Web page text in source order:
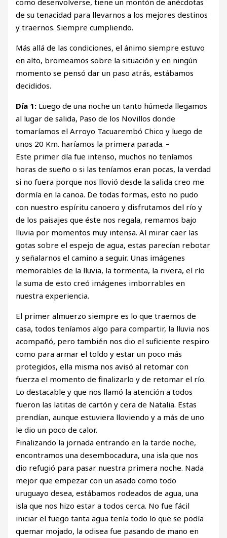
como desenvolverse, tiene un montón de anécdotas
de su tenacidad para llevarnos a los mejores destinos
y traernos. Siempre cumpliendo.
Más allá de las condiciones, el ánimo siempre estuvo
en alto, bromeamos sobre la situación y en ningún
momento se pensó dar un paso atrás, estábamos
decididos.
Día 1: Luego de una noche un tanto húmeda llegamos
al lugar de salida, Paso de los Novillos donde
tomaríamos el Arroyo Tacuarembó Chico y luego de
unos 20 Km. haríamos la primera parada. –
Este primer día fue intenso, muchos no teníamos
horas de sueño o si las teníamos eran pocas, la verdad
si no fuera porque nos llovió desde la salida creo me
dormía en la canoa. De todas formas, esto no pudo
con nuestro espíritu canoero y disfrutamos del río y
de los paisajes que éste nos regala, remamos bajo
lluvia por momentos muy intensa. Al mirar caer las
gotas sobre el espejo de agua, estas parecían rebotar
y señalarnos el camino a seguir. Unas imágenes
memorables de la lluvia, la tormenta, la rivera, el río
la suma de esto creó imágenes imborrables en
nuestra experiencia.
El primer almuerzo siempre es lo que traemos de
casa, todos teníamos algo para compartir, la lluvia nos
acompañó, pero también nos dio el suficiente respiro
como para armar el toldo y estar un poco más
protegidos, ella misma nos avisó al retomar con
fuerza el momento de finalizarlo y de retomar el río.
Lo destacable y que nos llamó la atención a todos
fueron las latitas de cartón y cera de Natalia. Estas
prendían, aunque estuviera lloviendo y a más de uno
le dio un poco de calor.
Finalizando la jornada entrando en la tarde noche,
encontramos una desembocadura, una isla que nos
dio refugió para pasar nuestra primera noche. Nada
mejor que empezar con un asado como todo
uruguayo desea, estábamos rodeados de agua, una
isla que nos hizo estar a todos cerca. No fue fácil
iniciar el fuego tanta agua tenía todo lo que se podía
quemar mojado, la odisea fue pasando de mano en